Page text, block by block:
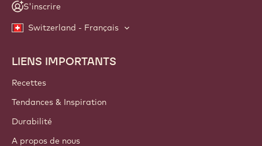
S'inscrire
Switzerland - Français
Footer
Callebaut
LIENS IMPORTANTS
Recettes
Tendances & Inspiration
Durabilité
A propos de nous